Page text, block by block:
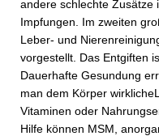
andere schlechte Zusätze
Impfungen. Im zweiten
Leber- und
vorgestellt. Das Entgiften
Dauerhafte Gesundung
man dem Körper
Vitaminen oder
Hilfe können MSM,